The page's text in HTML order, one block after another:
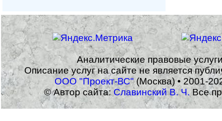
Аналитические правовые
Описание услуг на сайте не является
ООО "Проект-ВС"(Москва) • 2001-
© Автор сайта:Славинский В. Ч.Все